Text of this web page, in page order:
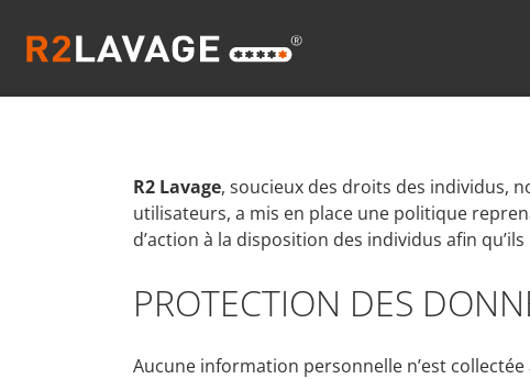
contenu
R2 Lavage, soucieux des droits des individus,
utilisateurs, a mis en place une politique
d’action à la disposition des individus afin
PROTECTION DES
Aucune information personnelle n’est